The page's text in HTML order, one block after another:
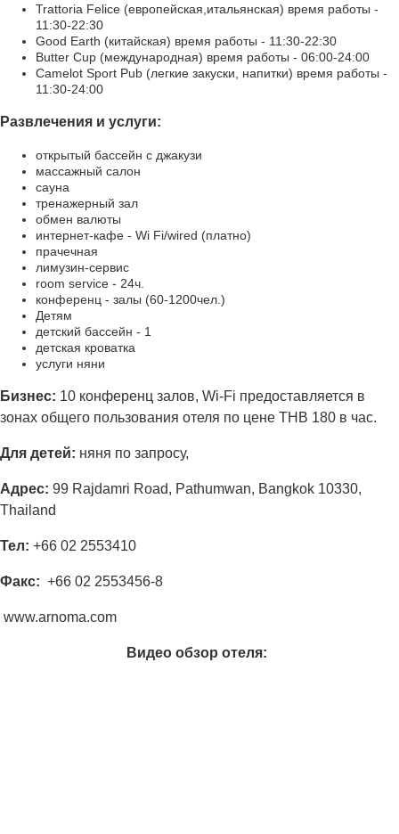
Trattoria Felice (европейская,итальянская) время работы -
11:30-22:30
Good Earth (китайская) время работы - 11:30-22:30
Butter Cup (международная) время работы - 06:00-24:00
Camelot Sport Pub (легкие закуски, напитки) время работы -
11:30-24:00
Развлечения и услуги:
открытый бассейн с джакузи
массажный салон
сауна
тренажерный зал
обмен валюты
интернет-кафе - Wi Fi/wired (платно)
прачечная
лимузин-сервис
room service - 24ч.
конференц - залы (60-1200чел.)
Детям
детский бассейн - 1
детская кроватка
услуги няни
Бизнес: 10 конференц залов, Wi-Fi предоставляется в
зонах общего пользования отеля по цене THB 180 в час.
Для детей: няня по запросу,
Адрес: 99 Rajdamri Road, Pathumwan, Bangkok 10330,
Thailand
Тел: +66 02 2553410
Факс: +66 02 2553456-8
www.arnoma.com
Видео обзор отеля: